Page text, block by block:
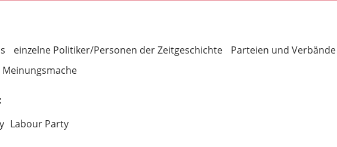
einzelne Politiker/Personen der Zeitgeschichte
Parteien und Verbände
Labour Party